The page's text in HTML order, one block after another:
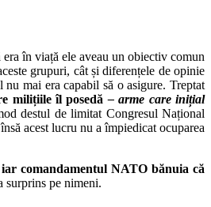
în viață ele aveau un obiectiv comun
grupuri, cât și diferențele de opinie
mai era capabil să o asigure. Treptat
milițiile îl posedă– arme care inițial
destul de limitat Congresul Național
acest lucru nu a împiedicat ocuparea
comandamentul NATO bănuia că
surprins pe nimeni.